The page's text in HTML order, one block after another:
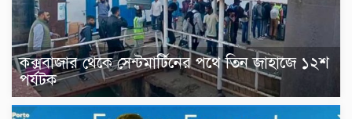
কক্সবাজার থেকে সেন্টমার্টিনের পথে তিন জাহাজে ১২শ
পর্যটক